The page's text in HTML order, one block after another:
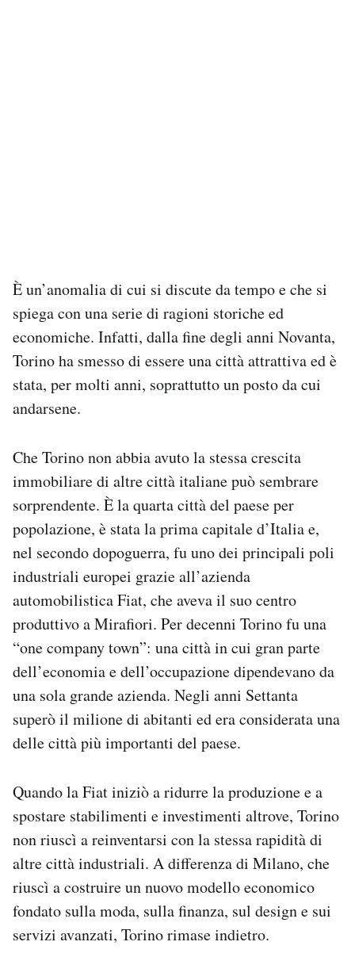
È un’anomalia di cui si discute da tempo e che si
spiega con una serie di ragioni storiche ed
economiche. Infatti, dalla fine degli anni Novanta,
Torino ha smesso di essere una città attrattiva ed è
stata, per molti anni, soprattutto un posto da cui
andarsene.
Che Torino non abbia avuto la stessa crescita
immobiliare di altre città italiane può sembrare
sorprendente. È la quarta città del paese per
popolazione, è stata la prima capitale d’Italia e,
nel secondo dopoguerra, fu uno dei principali poli
industriali europei grazie all’azienda
automobilistica Fiat, che aveva il suo centro
produttivo a Mirafiori. Per decenni Torino fu una
“one company town”: una città in cui gran parte
dell’economia e dell’occupazione dipendevano da
una sola grande azienda. Negli anni Settanta
superò il milione di abitanti ed era considerata una
delle città più importanti del paese.
Quando la Fiat iniziò a ridurre la produzione e a
spostare stabilimenti e investimenti altrove, Torino
non riuscì a reinventarsi con la stessa rapidità di
altre città industriali. A differenza di Milano, che
riuscì a costruire un nuovo modello economico
fondato sulla moda, sulla finanza, sul design e sui
servizi avanzati, Torino rimase indietro.